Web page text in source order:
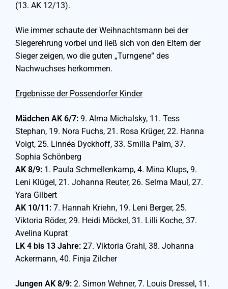
(13. AK 12/13).
Wie immer schaute der Weihnachtsmann bei der
Siegerehrung vorbei und ließ sich von den Eltern der
Sieger zeigen, wo die guten „Turngene“ des
Nachwuchses herkommen.
Ergebnisse der Possendorfer Kinder
Mädchen AK 6/7: 9. Alma Michalsky, 11. Tess
Stephan, 19. Nora Fuchs, 21. Rosa Krüger, 22. Hanna
Voigt, 25. Linnéa Dyckhoff, 33. Smilla Palm, 37.
Sophia Schönberg
AK 8/9: 1. Paula Schmellenkamp, 4. Mina Klups, 9.
Leni Klügel, 21. Johanna Reuter, 26. Selma Maul, 27.
Yara Gilbert
AK 10/11: 7. Hannah Kriehn, 19. Leni Berger, 25.
Viktoria Röder, 29. Heidi Möckel, 31. Lilli Koche, 37.
Avelina Kuprat
LK 4 bis 13 Jahre: 27. Viktoria Grahl, 38. Johanna
Ackermann, 40. Finja Zilcher
Jungen AK 8/9: 2. Simon Wehner, 7. Louis Dressel, 11.